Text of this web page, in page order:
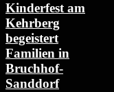
Kinderfest am
Kehrberg
begeistert
Familien in
Bruchhof-
Sanddorf